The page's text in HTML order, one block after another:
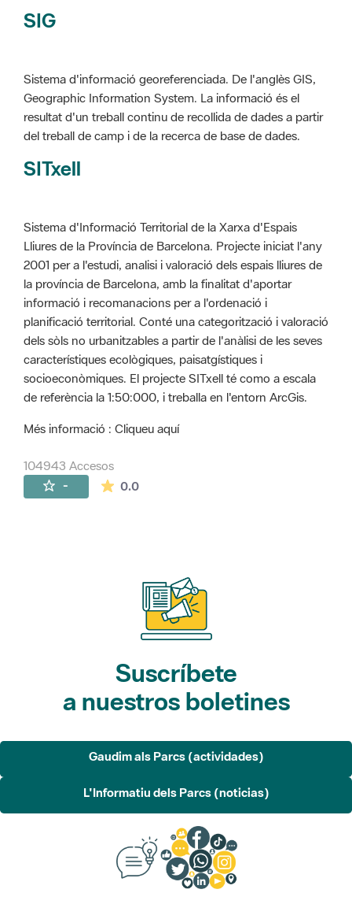
SIG
Sistema d'informació georeferenciada. De l'anglès GIS,
Geographic Information System. La informació és el
resultat d'un treball continu de recollida de dades a partir
del treball de camp i de la recerca de base de dades.
SITxell
Sistema d'Informació Territorial de la Xarxa d'Espais
Lliures de la Província de Barcelona. Projecte iniciat l'any
2001 per a l'estudi, analisi i valoració dels espais lliures de
la província de Barcelona, amb la finalitat d'aportar
informació i recomanacions per a l'ordenació i
planificació territorial. Conté una categorització i valoració
dels sòls no urbanitzables a partir de l'anàlisi de les seves
característiques ecològiques, paisatgístiques i
socioeconòmiques. El projecte SITxell té como a escala
de referència la 1:50:000, i treballa en l'entorn ArcGis.
Més informació : Cliqueu aquí
104943 Accesos
- 0.0La valoración media es de 0 estrellas de
Suscríbete
a nuestros boletines
Gaudim als Parcs (actividades)
L'Informatiu dels Parcs (noticias)